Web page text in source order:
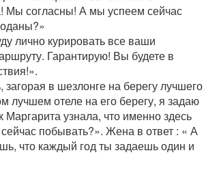
Мы согласны! А мы успеем сейчас
лично курировать все ваши
Гарантирую! Вы будете в
в шезлонге на берегу лучшего
лучшем отеле на его берегу, я задаю
Маргарита узнала, что именно здесь
побывать?». Жена в ответ : « А
что каждый год ты задаешь один и